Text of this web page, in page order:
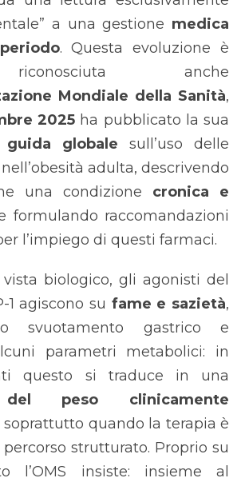
a una gestione medica
. Questa evoluzione è
anche
Mondiale della Sanità,
2025 ha pubblicato la sua
globale sull’uso delle
adulta, descrivendo
una condizione cronica e
formulando raccomandazioni
l’impiego di questi farmaci.
biologico, gli agonisti del
1 agiscono su fame e sazietà,
svuotamento gastrico e
parametri metabolici: in
questo si traduce in una
peso clinicamente
soprattutto quando la terapia è
strutturato. Proprio su
l’OMS insiste: insieme al